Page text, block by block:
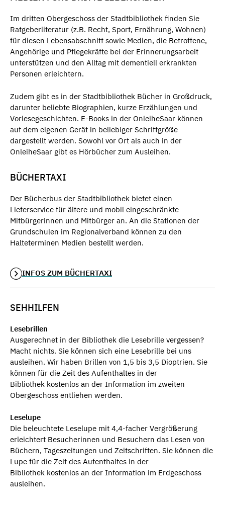
Im dritten Obergeschoss der Stadtbibliothek finden Sie
Ratgeberliteratur (z.B. Recht, Sport, Ernährung, Wohnen)
für diesen Lebensabschnitt sowie Medien, die Betroffene,
Angehörige und Pflegekräfte bei der Erinnerungsarbeit
unterstützen und den Alltag mit dementiell erkrankten
Personen erleichtern.
Zudem gibt es in der Stadtbibliothek Bücher in Großdruck,
darunter beliebte Biographien, kurze Erzählungen und
Vorlesegeschichten. E-Books in der OnleiheSaar können
auf dem eigenen Gerät in beliebiger Schriftgröße
dargestellt werden. Sowohl vor Ort als auch in der
OnleiheSaar gibt es Hörbücher zum Ausleihen.
BÜCHERTAXI
Der Bücherbus der Stadtbibliothek bietet einen
Lieferservice für ältere und mobil eingeschränkte
Mitbürgerinnen und Mitbürger an. An die Stationen der
Grundschulen im Regionalverband können zu den
Halteterminen Medien bestellt werden.
INFOS ZUM BÜCHERTAXI
SEHHILFEN
Lesebrillen
Ausgerechnet in der Bibliothek die Lesebrille vergessen?
Macht nichts. Sie können sich eine Lesebrille bei uns
ausleihen. Wir haben Brillen von 1,5 bis 3,5 Dioptrien. Sie
können für die Zeit des Aufenthaltes in der
Bibliothek kostenlos an der Information im zweiten
Obergeschoss entliehen werden.
Leselupe
Die beleuchtete Leselupe mit 4,4-facher Vergrößerung
erleichtert Besucherinnen und Besuchern das Lesen von
Büchern, Tageszeitungen und Zeitschriften. Sie können die
Lupe für die Zeit des Aufenthaltes in der
Bibliothek kostenlos an der Information im Erdgeschoss
ausleihen.